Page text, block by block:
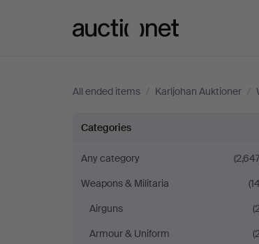
All ended items / Karljohan Auktioner /
Guns
&
Rifles
at
Categories
Any category
Weapons & Militaria
Airguns
Armour & Uniform